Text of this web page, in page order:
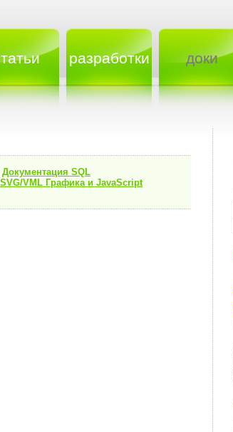
разработки доки
Документация SQL
SVG/VML Графика и JavaScript